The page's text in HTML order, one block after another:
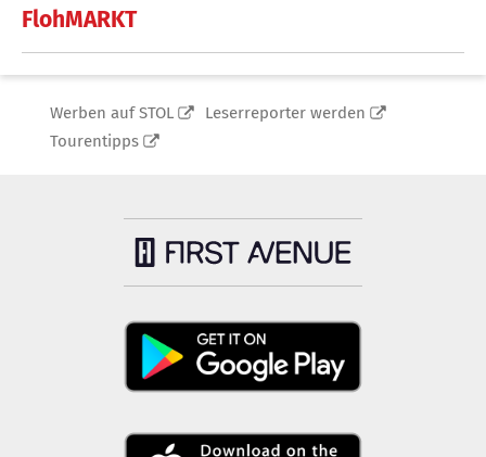
FlohMARKT
Werben auf STOL
Leserreporter werden
Tourentipps